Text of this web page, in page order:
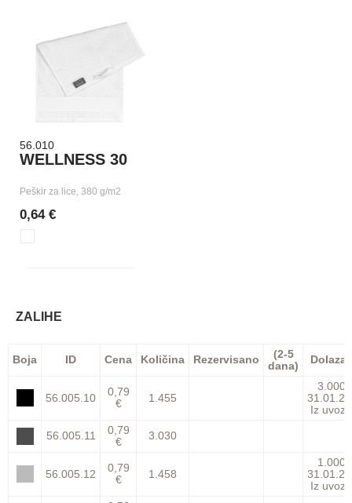
56.010
WELLNESS 30
Peškir za lice, 380 g/m2
0,64 €
ZALIHE
Boja ID Cena Količina Rezervisano
(2-5
dana)
Dolazak
56.005.10
0,79
€
1.455
3.000
Iz uvoza
56.005.11
0,79
€
3.030
56.005.12
0,79
€
1.458
1.000
Iz uvoza